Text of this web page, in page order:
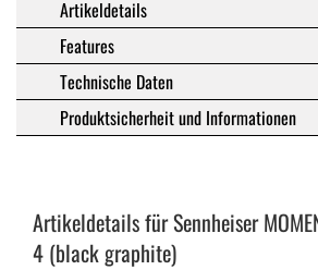
Artikeldetails
Features
Technische Daten
Produktsicherheit und Informationen
Artikeldetails für Sennheiser
4 (black graphite)